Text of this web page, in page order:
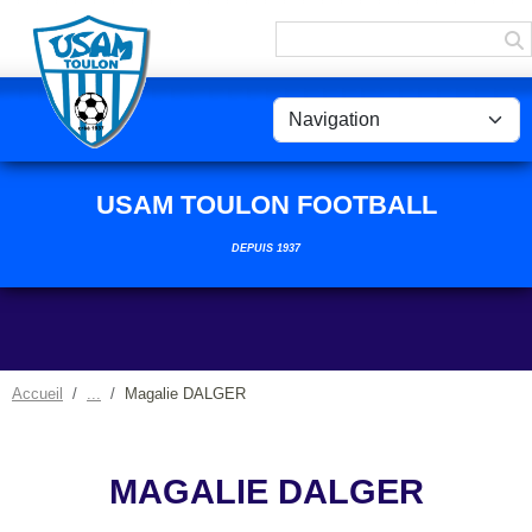
USAM TOULON FOOTBALL
DEPUIS 1937
Accueil Magalie DALGER
MAGALIE DALGER
Panneau de gestion des cookies